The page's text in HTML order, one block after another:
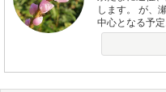
します。 が、
中心となる予定